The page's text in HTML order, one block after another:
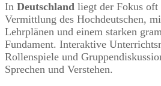
In Deutschland liegt der Fokus oft
Vermittlung des Hochdeutschen,
Lehrplänen und einem starken
Fundament. Interaktive
Rollenspiele und
Sprechen und Verstehen.